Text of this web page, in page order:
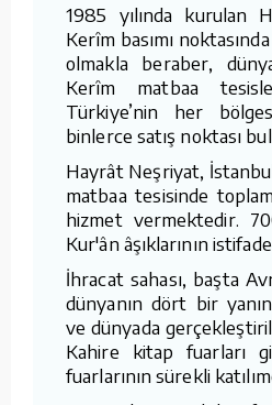
1985 yılında kurulan
Kerîm basımı
olmakla beraber,
Kerîm matbaa
Türkiye’nin her
binlerce satış noktası
Hayrât Neşriyat,
matbaa tesisinde
hizmet vermektedir.
Kur'ân âşıklarının
İhracat sahası, başta
dünyanın dört bir
ve dünyada
Kahire kitap fuarları
fuarlarının sürekli